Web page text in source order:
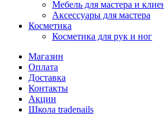
Мебель для мастера и
Аксессуары для мастера
Косметика
Косметика для рук и ног
Магазин
Оплата
Доставка
Контакты
Акции
Школа tradenails